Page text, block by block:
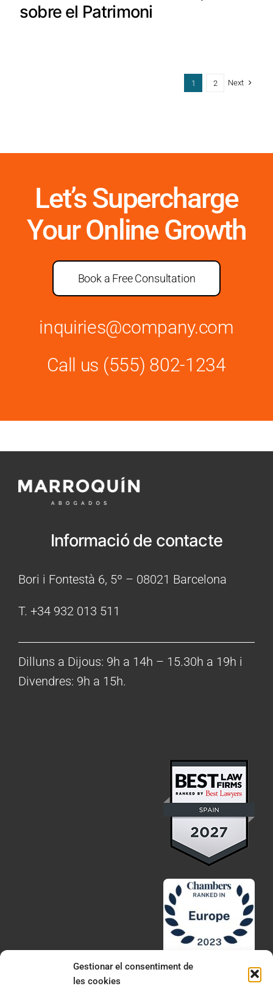
Gestionar el consentiment de
les cookies
sobre el Patrimoni
1 2 Next
Let’s Supercharge
Your Online Growth
Book a Free Consultation
inquiries@company.com
Call us (555) 802-1234
Informació de contacte
Bori i Fontestà 6, 5º – 08021 Barcelona
T. +34 932 013 511
Dilluns a Dijous: 9h a 14h – 15.30h a 19h i
Divendres: 9h a 15h.